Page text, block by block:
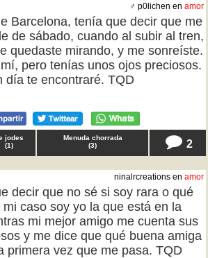
♂ p0lichen en amor
Barcelona, tenía que decir que me
de sábado, cuando al subir al tren,
quedaste mirando, y me sonreíste.
pero tenías unos ojos preciosos.
día te encontraré. TQD
jodes
(1)
Menuda chorrada
(3) 2
ninalrcreations en amor
decir que no sé si soy rara o qué
caso soy yo la que está en la
mi mejor amigo me cuenta sus
y me dice que qué buena amiga
primera vez que me pasa. TQD